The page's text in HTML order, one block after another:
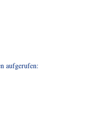
aufgerufen: